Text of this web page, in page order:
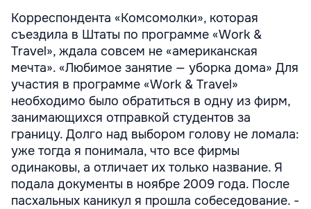
Корреспондента «Комсомолки», которая
съездила в Штаты по программе «Work &
Travel», ждала совсем не «американская
мечта». «Любимое занятие — уборка дома» Для
участия в программе «Work & Travel»
необходимо было обратиться в одну из фирм,
занимающихся отправкой студентов за
границу. Долго над выбором голову не ломала:
уже тогда я понимала, что все фирмы
одинаковы, а отличает их только название. Я
подала документы в ноябре 2009 года. После
пасхальных каникул я прошла собеседование. -